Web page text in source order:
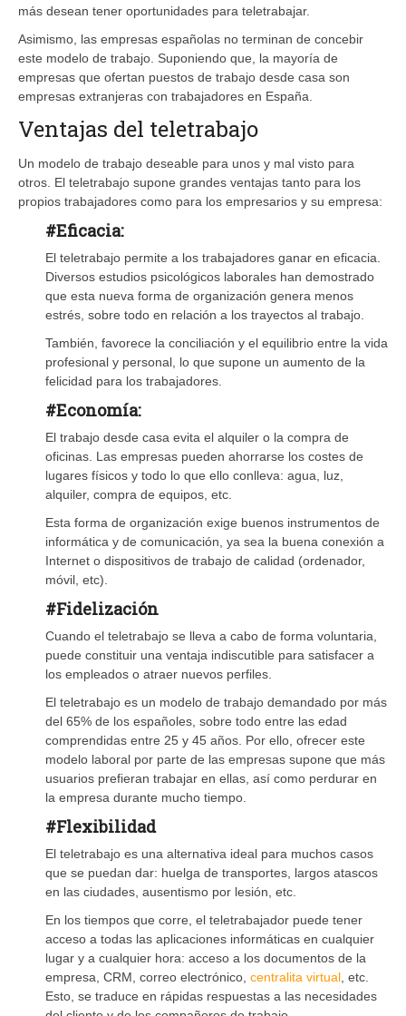
más desean tener oportunidades para teletrabajar.
Asimismo, las empresas españolas no terminan de concebir
este modelo de trabajo. Suponiendo que, la mayoría de
empresas que ofertan puestos de trabajo desde casa son
empresas extranjeras con trabajadores en España.
Ventajas del teletrabajo
Un modelo de trabajo deseable para unos y mal visto para
otros. El teletrabajo supone grandes ventajas tanto para los
propios trabajadores como para los empresarios y su empresa:
#Eficacia:
El teletrabajo permite a los trabajadores ganar en eficacia.
Diversos estudios psicológicos laborales han demostrado
que esta nueva forma de organización genera menos
estrés, sobre todo en relación a los trayectos al trabajo.
También, favorece la conciliación y el equilibrio entre la vida
profesional y personal, lo que supone un aumento de la
felicidad para los trabajadores.
#Economía:
El trabajo desde casa evita el alquiler o la compra de
oficinas. Las empresas pueden ahorrarse los costes de
lugares físicos y todo lo que ello conlleva: agua, luz,
alquiler, compra de equipos, etc.
Esta forma de organización exige buenos instrumentos de
informática y de comunicación, ya sea la buena conexión a
Internet o dispositivos de trabajo de calidad (ordenador,
móvil, etc).
#Fidelización
Cuando el teletrabajo se lleva a cabo de forma voluntaria,
puede constituir una ventaja indiscutible para satisfacer a
los empleados o atraer nuevos perfiles.
El teletrabajo es un modelo de trabajo demandado por más
del 65% de los españoles, sobre todo entre las edad
comprendidas entre 25 y 45 años. Por ello, ofrecer este
modelo laboral por parte de las empresas supone que más
usuarios prefieran trabajar en ellas, así como perdurar en
la empresa durante mucho tiempo.
#Flexibilidad
El teletrabajo es una alternativa ideal para muchos casos
que se puedan dar: huelga de transportes, largos atascos
en las ciudades, ausentismo por lesión, etc.
En los tiempos que corre, el teletrabajador puede tener
acceso a todas las aplicaciones informáticas en cualquier
lugar y a cualquier hora: acceso a los documentos de la
empresa, CRM, correo electrónico, centralita virtual , etc.
Esto, se traduce en rápidas respuestas a las necesidades